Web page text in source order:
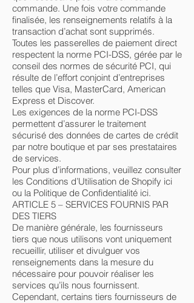
commande. Une fois votre commande
finalisée, les renseignements relatifs à la
transaction d’achat sont supprimés.
Toutes les passerelles de paiement direct
respectent la norme PCI-DSS, gérée par le
conseil des normes de sécurité PCI, qui
résulte de l’effort conjoint d’entreprises
telles que Visa, MasterCard, American
Express et Discover.
Les exigences de la norme PCI-DSS
permettent d’assurer le traitement
sécurisé des données de cartes de crédit
par notre boutique et par ses prestataires
de services.
Pour plus d’informations, veuillez consulter
les Conditions d’Utilisation de Shopify ici
ou la Politique de Confidentialité ici.
ARTICLE 5 – SERVICES FOURNIS PAR
DES TIERS
De manière générale, les fournisseurs
tiers que nous utilisons vont uniquement
recueillir, utiliser et divulguer vos
renseignements dans la mesure du
nécessaire pour pouvoir réaliser les
services qu’ils nous fournissent.
Cependant, certains tiers fournisseurs de